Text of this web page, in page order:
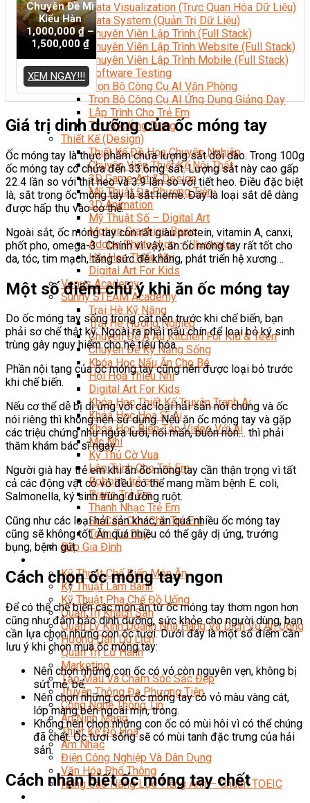
Data Visualization (Trực Quan Hóa Dữ Liệu)
Data System (Quản Trị Dữ Liệu)
Chuyên Viên Lập Trình (Full Stack)
Chuyên Viên Lập Trình Website (Full Stack)
Chuyên Viên Lập Trình Mobile (Full Stack)
Software Testing
Trọn Bộ Công Cụ AI Văn Phòng
Trọn Bộ Công Cụ AI Ứng Dụng Giảng Dạy
Lập Trình Cho Trẻ Em
Tin Học Ứng Dụng
Thiết Kế (Design)
Thiết Kế Đồ Họa Chuyên Nghiệp
Chuyên Viên Thiết Kế Nội Thất
3D Game Art & Design
Mỹ Thuật Đa Phương Tiện
3D Animation
Mỹ Thuật Số – Digital Art
Motion Graphics Basic
Adobe Photoshop – Illustrator
Hội Họa Thiếu Nhi
Digital Art For Kids
Venus Academy
Sunny STEAM Academy
Trại Hè Kỹ Năng
Trại Hè Hướng Nghiệp
Chuyên Đề Á Âu Kitchen For Kid & Teen
Chuyên Đề Kỹ Năng Sống
Khóa Học Nấu Ăn Cho Bé
Hội Họa Thiếu Nhi
Digital Art For Kids
Khóa Học Thiết Kế Truyện Tranh Ai
Khóa Học Họa Sĩ Ai
Khóa Học Biên Tập Video Với Ai
Mc Nhí
Kỳ Thủ Cờ Vua
Lập Trình Cho Trẻ Em
Robotic trẻ em
Piano Trẻ Em
Thanh Nhạc Trẻ Em
Sơ Cấp Cứu Cho Trẻ Em
Toán Tư Duy
Bếp Gia Đình
Kỹ Thuật Chế Biến Món Ăn
Kỹ Thuật Làm Bánh
Kỹ Thuật Pha Chế Đồ Uống
Quản Trị Khách Sạn
Quản Lý Kinh Doanh Nhà Hàng Và Dịch Vụ Ăn Uống
Hướng Dẫn Du Lịch
Quản Trị Lữ Hành
Marketing
Tạo Mẫu Và Chăm Sóc Sắc Đẹp
Truyền Thông Đa Phương Tiện
Công Nghệ Thông Tin
An Ninh Mạng
Thiết Kế Đồ Họa
Âm Nhạc
Điện Công Nghiệp Và Dân Dụng
Văn Hóa Phổ Thông
Nâng Cao Năng Lực Tiếng Anh – Chuẩn TOEIC
Chuyên Đề Mì
Kiểu Hàn
1,000,000₫–
1,500,000 ₫
XEM NGAY!!!
Giá trị dinh dưỡng của ốc móng tay
Ốc móng tay là thực phẩm chứa lượng sắt dồi dào. Trong 100g
ốc móng tay có chứa đến 33.6mg sắt. Lượng sắt này cao gấp
22.4 lần so với thịt heo và 3.9 lần so với tiết heo. Điều đặc biệt
là, sắt trong ốc móng tay là sắt heme. Đây là loại sắt dễ dàng
được hấp thụ vào cơ thể.
Ngoài sắt, ốc móng tay còn rất giàu protein, vitamin A, canxi,
phốt pho, omega-3… Chính vì vậy, ăn ốc móng tay rất tốt cho
da, tóc, tim mạch, tăng sức đề kháng, phát triển hệ xương…
Một số điểm chú ý khi ăn ốc móng tay
Do ốc móng tay sống trong cát nên trước khi chế biến, bạn
phải sơ chế thật kỹ. Ngoài ra phải nấu chín để loại bỏ ký sinh
trùng gây nguy hiểm cho hệ tiêu hóa.
Phần nội tạng của ốc móng tay cũng nên được loại bỏ trước
khi chế biến.
Nếu cơ thể dễ bị dị ứng với các loại hải sản nói chung và ốc
nói riêng thì không nên sử dụng. Nếu ăn ốc móng tay và gặp
các triệu chứng như ngứa lưỡi, nổi mẩn, buồn nôn… thì phải
thăm khám bác sĩ ngay.
Người già hay trẻ em khi ăn ốc móng tay cần thận trọng vì tất
cả các động vật có vỏ đều có thể mang mầm bệnh E. coli,
Salmonella, ký sinh trùng đường ruột.
Cũng như các loại hải sản khác, ăn quá nhiều ốc móng tay
cũng sẽ không tốt. Ăn quá nhiều có thể gây dị ứng, trướng
bụng, bệnh gút.
Cách chọn ốc móng tay ngon
Để có thể chế biến các món ăn từ ốc móng tay thơm ngon hơn
cũng như đảm bảo dinh dưỡng, sức khỏe cho người dùng, bạn
cần lựa chọn những con ốc tươi. Dưới đây là một số điểm cần
lưu ý khi chọn mua ốc móng tay:
Nên chọn những con ốc có vỏ còn nguyên vẹn, không bị
sứt mẻ, bể.
Nên chọn những con ốc móng tay có vỏ màu vàng cát,
lớp màng bên ngoài mịn, trong.
Không nên chọn những con ốc có mùi hôi vì có thể chúng
đã chết. Ốc tươi sống sẽ có mùi tanh đặc trưng của hải
sản.
Cách nhận biết ốc móng tay chết